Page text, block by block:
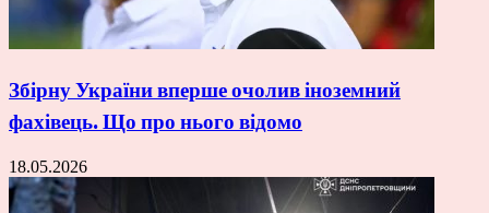
Збірну України вперше очолив іноземний
фахівець. Що про нього відомо
18.05.2026